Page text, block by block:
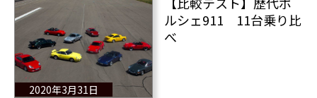
2020年3月31日
ルシェ911 11台乗り比
べ